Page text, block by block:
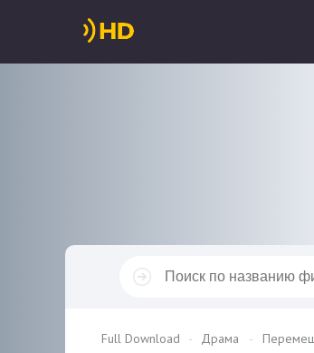
Full Download Драма